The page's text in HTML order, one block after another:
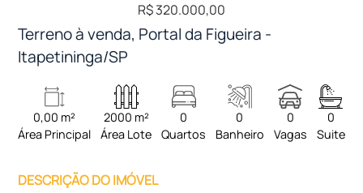
R$ 320.000,00
Terreno à venda, Portal da Figueira -
Itapetininga/SP
0,00 m²
Área Principal
2000 m²
Área Lote
0
Quartos
0
Banheiro
0
Vagas
0
Suite
DESCRIÇÃO DO IMÓVEL